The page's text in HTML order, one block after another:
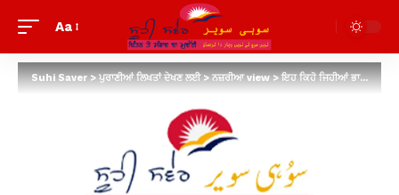
Aa
Suhi Saver>ਪੁਰਾਣੀਆਂ ਲਿਖਤਾਂ ਦੇਖਣ ਲਈ>ਨਜ਼ਰੀਆ view>ਇਹ ਕਿਹੋ ਜਿਹੀਆਂ ਭਾਵਨਾਵਾਂ ਨੇ! – ਮਨਦੀਪ